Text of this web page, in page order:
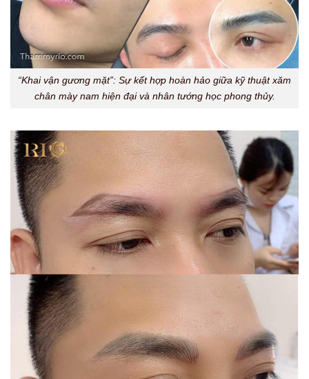
“Khai vận gương mặt”: Sự kết hợp hoàn hảo giữa kỹ thuật xăm
chân mày nam hiện đại và nhân tướng học phong thủy.